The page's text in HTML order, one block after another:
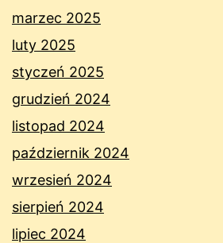
marzec 2025
luty 2025
styczeń 2025
grudzień 2024
listopad 2024
październik 2024
wrzesień 2024
sierpień 2024
lipiec 2024